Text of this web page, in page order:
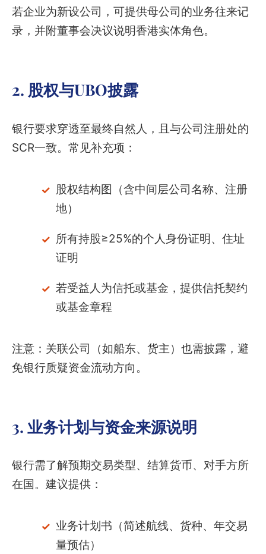
若企业为新设公司，可提供母公司的业务往来记
录，并附董事会决议说明香港实体角色。
2. 股权与UBO披露
银行要求穿透至最终自然人，且与公司注册处的
SCR一致。常见补充项：
股权结构图（含中间层公司名称、注册
地）
所有持股≥25%的个人身份证明、住址
证明
若受益人为信托或基金，提供信托契约
或基金章程
注意：关联公司（如船东、货主）也需披露，避
免银行质疑资金流动方向。
3. 业务计划与资金来源说明
银行需了解预期交易类型、结算货币、对手方所
在国。建议提供：
业务计划书（简述航线、货种、年交易
量预估）